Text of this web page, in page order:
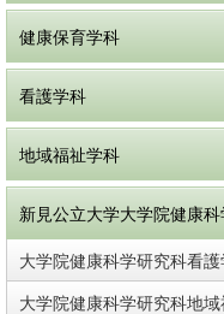
健康保育学科
看護学科
地域福祉学科
新見公立大学大学院健康
大学院健康科学研究科看護
大学院健康科学研究科地域